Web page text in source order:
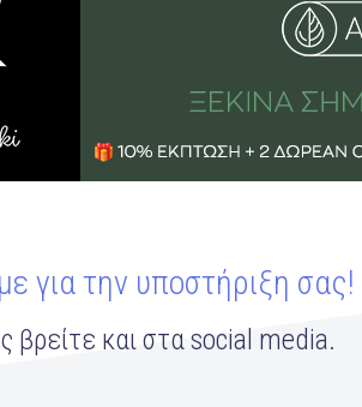
για την υποστήριξη σας!
βρείτε και στα social media.